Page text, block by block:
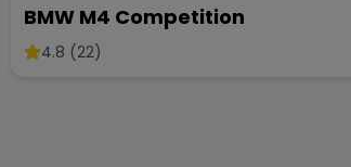
BMW M4 Competition
4.8 (22)